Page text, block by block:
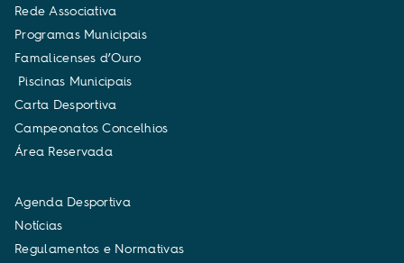
Rede Associativa
Programas Municipais
Famalicenses d’Ouro
Piscinas Municipais
Carta Desportiva
Campeonatos Concelhios
Área Reservada
Agenda Desportiva
Notícias
Regulamentos e Normativas